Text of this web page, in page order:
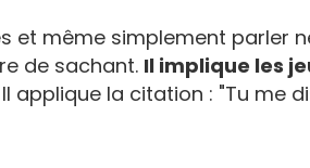
et même simplement parler
de sachant. Il implique les
Il applique la citation : "Tu me